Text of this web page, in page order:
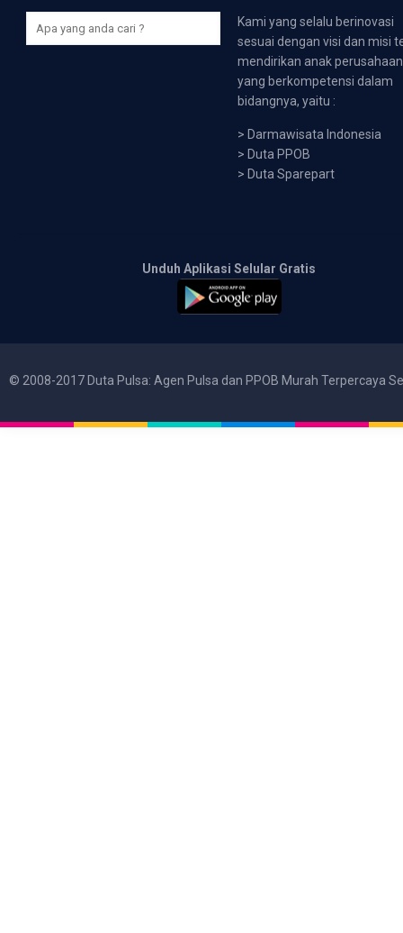
Kami yang selalu berinovasi
sesuai dengan visi dan misi
mendirikan anak perusahaan
yang berkompetensi dalam
bidangnya, yaitu :
> Darmawisata Indonesia
> Duta PPOB
> Duta Sparepart
Unduh Aplikasi Selular Gratis
© 2008-2017 Duta Pulsa: Agen Pulsa dan PPOB Murah Terpercaya